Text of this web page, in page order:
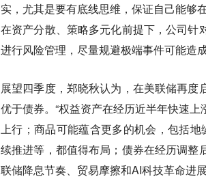
实，尤其是要有底线思维，保证自己能够
在资产分散、策略多元化前提下，公司针
进行风险管理，尽量规避极端事件可能造
展望四季度，郑晓秋认为，在美联储再
优于债券。“权益资产在经历近半年快速
上行；商品可能蕴含更多的机会，包括地
续推进等，都值得布局；债券在经历调整
联储降息节奏、贸易摩擦和AI科技革命进